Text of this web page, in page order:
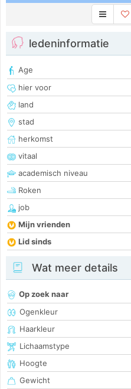
ledeninformatie
Age
hier voor
land
stad
herkomst
vitaal
academisch niveau
Roken
job
Mijn vrienden
Lid sinds
Wat meer details
Op zoek naar
Ogenkleur
Haarkleur
Lichaamstype
Hoogte
Gewicht